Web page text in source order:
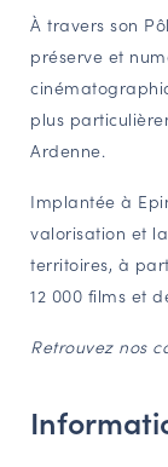
Étudiants &
À travers son
préserve et
plus
Ardenne.
Implantée à
valorisation et
territoires, à
12 000 films et
Retrouvez nos